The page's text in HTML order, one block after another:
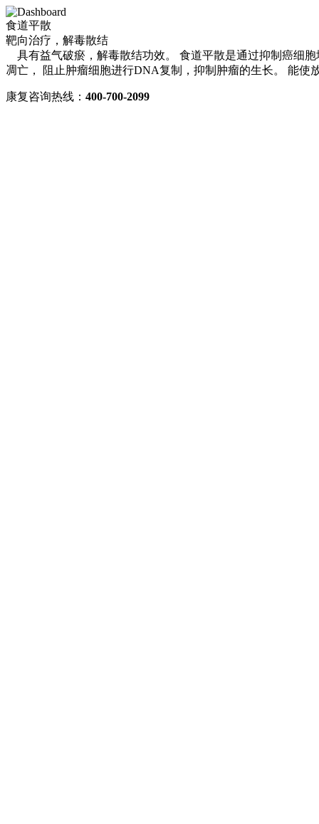
食道平散
靶向治疗，解毒散结
具有益气破瘀，解毒散结功效。 食道平散是通过抑制癌细
凋亡， 阻止肿瘤细胞进行DNA复制，抑制肿瘤的生长。 能
康复咨询热线： 400-700-2099